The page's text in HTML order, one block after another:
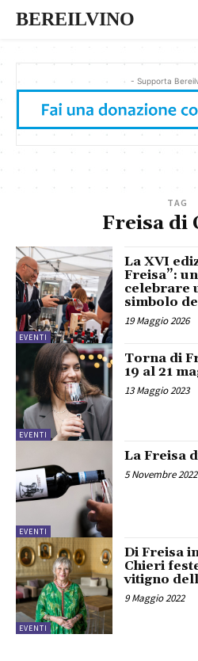
BEREILVINO
- Supporta
TAG
Freisa di
EVENTI
La XVI
Freisa”:
celebrare
simbolo
19 Maggio 2026
EVENTI
Torna di
19 al 21
13 Maggio 2023
EVENTI
La Freisa
5 Novembre 2022
EVENTI
Di Freisa
Chieri
vitigno
9 Maggio 2022